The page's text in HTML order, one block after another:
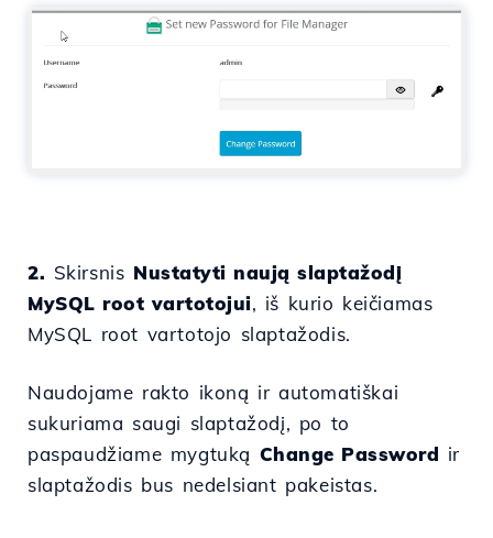
2. Skirsnis Nustatyti naują slaptažodį
MySQL root vartotojui, iš kurio keičiamas
MySQL root vartotojo slaptažodis.
Naudojame rakto ikoną ir automatiškai
sukuriama saugi slaptažodį, po to
paspaudžiame mygtuką Change Password ir
slaptažodis bus nedelsiant pakeistas.